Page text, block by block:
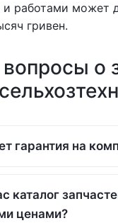
и работами может
гривен.
о
гарантия на
каталог
ценами?